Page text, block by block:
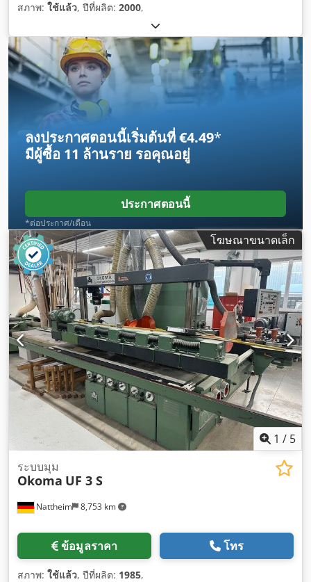
สภาพ: ใช้แล้ว, ปีที่ผลิต: 2000,
ลงประกาศตอนนี้เริ่มต้นที่ €4.49*
มีผู้ซื้อ 11 ล้านราย รอคุณอยู่
ประกาศตอนนี้
*ต่อประกาศ/เดือน
โฆษณาขนาดเล็ก
1 / 5
Nattheim 8,753 km
ระบบมุม
Okoma UF 3 S
ข้อมูลราคา โทร
สภาพ: ใช้แล้ว, ปีที่ผลิต: 1985,